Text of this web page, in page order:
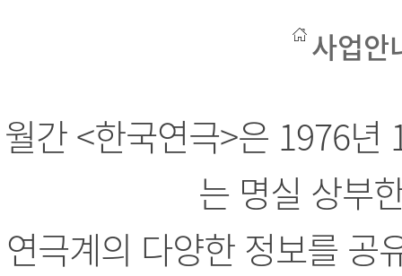
사업안
월간 <한국연극>은 1976년
는 명실 상부
연극계의 다양한 정보를 공